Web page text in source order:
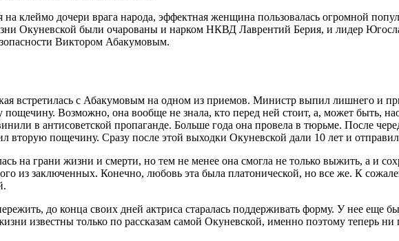
клеймо дочери врага народа, эффектная женщина пользовалась огромной
Окуневской были очарованы и нарком НКВД Лаврентий Берия, и лидер
Виктором Абакумовым.
встретилась с Абакумовым на одном из приемов. Министр выпил лишнего и
пощечину. Возможно, она вообще не знала, кто перед ней стоит, а, может быть,
в антисоветской пропаганде. Больше года она провела в тюрьме. После
вторую пощечину. Сразу после этой выходки Окуневской дали 10 лет и
на грани жизни и смерти, но тем не менее она смогла не только выжить, а и
из заключенных. Конечно, любовь эта была платонической, но все же. К
до конца своих дней актриса старалась поддерживать форму. У нее
известны только по рассказам самой Окуневской, именно поэтому теперь ни